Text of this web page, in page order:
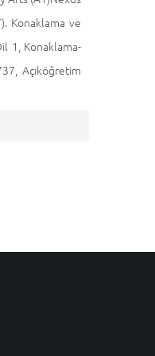
Konaklama ve
1, Konaklama-
Açıköğretim